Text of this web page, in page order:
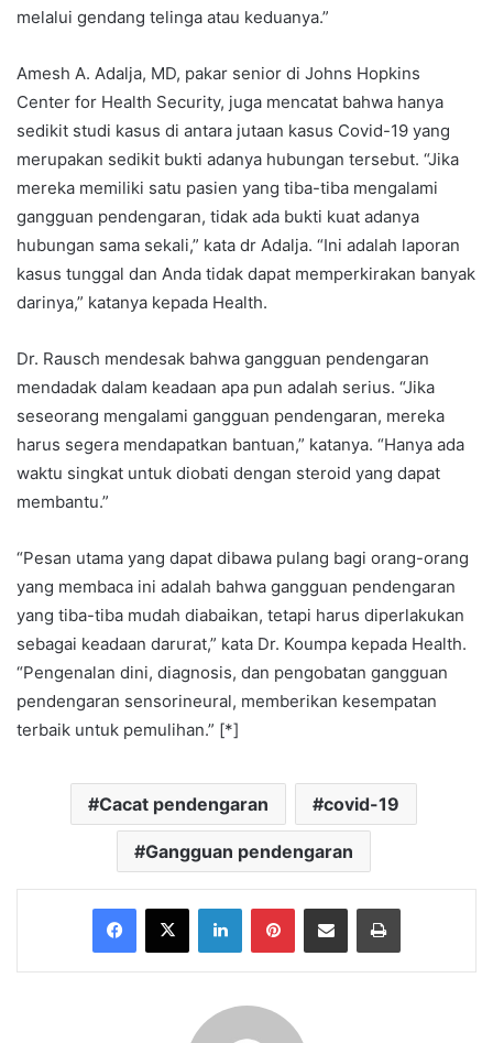
melalui gendang telinga atau keduanya.”
Amesh A. Adalja, MD, pakar senior di Johns Hopkins
Center for Health Security, juga mencatat bahwa hanya
sedikit studi kasus di antara jutaan kasus Covid-19 yang
merupakan sedikit bukti adanya hubungan tersebut. “Jika
mereka memiliki satu pasien yang tiba-tiba mengalami
gangguan pendengaran, tidak ada bukti kuat adanya
hubungan sama sekali,” kata dr Adalja. “Ini adalah laporan
kasus tunggal dan Anda tidak dapat memperkirakan banyak
darinya,” katanya kepada Health.
Dr. Rausch mendesak bahwa gangguan pendengaran
mendadak dalam keadaan apa pun adalah serius. “Jika
seseorang mengalami gangguan pendengaran, mereka
harus segera mendapatkan bantuan,” katanya. “Hanya ada
waktu singkat untuk diobati dengan steroid yang dapat
membantu.”
“Pesan utama yang dapat dibawa pulang bagi orang-orang
yang membaca ini adalah bahwa gangguan pendengaran
yang tiba-tiba mudah diabaikan, tetapi harus diperlakukan
sebagai keadaan darurat,” kata Dr. Koumpa kepada Health.
“Pengenalan dini, diagnosis, dan pengobatan gangguan
pendengaran sensorineural, memberikan kesempatan
terbaik untuk pemulihan.” [*]
Cacat pendengaran covid-19
Gangguan pendengaran
Facebook
X LinkedInPinterestShare via Email Print